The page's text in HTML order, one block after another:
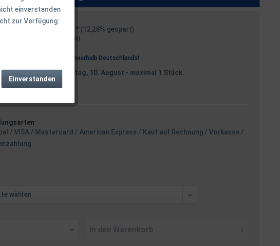
€ * 3,99 € * (12,28% gespart)
3 Stück (1,17 € * / 1 Stück)
innerhalb Deutschlands!
Versand am Montag, 10. August - maximal 1 Stück.
/ VISA / Mastercard / American Express / Kauf auf Rechnung / Vorkasse /
einverstanden
zur Verfügung:
Einverstanden